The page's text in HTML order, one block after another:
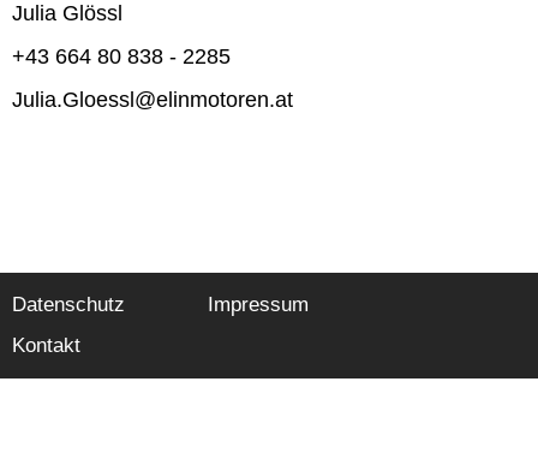
Julia Glössl
+43 664 80 838 - 2285
Julia.Gloessl@elinmotoren.at
Datenschutz
Impressum
Kontakt